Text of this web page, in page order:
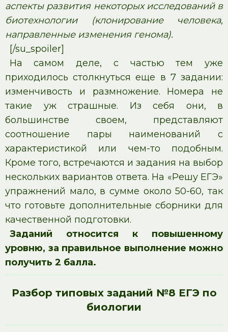
аспекты развития некоторых исследований в
биотехнологии (клонирование человека,
направленные изменения генома).
[/su_spoiler]
На самом деле, с частью тем уже
приходилось столкнуться еще в 7 задании:
изменчивость и размножение. Номера не
такие уж страшные. Из себя они, в
большинстве своем, представляют
соотношение пары наименований с
характеристикой или чем-то подобным.
Кроме того, встречаются и задания на выбор
нескольких вариантов ответа. На «Решу ЕГЭ»
упражнений мало, в сумме около 50-60, так
что готовьте дополнительные сборники для
качественной подготовки.
Заданий относится к повышенному
уровню, за правильное выполнение можно
получить 2 балла.
Разбор типовых заданий №8 ЕГЭ по
биологии